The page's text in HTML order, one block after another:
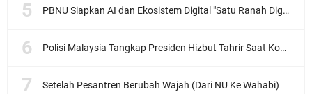
PBNU Siapkan AI dan Ekosistem Digital "Satu Ranah Digital untuk Ulama", Siap Diluncurkan dalam Waktu Dekat!
Polisi Malaysia Tangkap Presiden Hizbut Tahrir Saat Konferensi Pers
Setelah Pesantren Berubah Wajah (Dari NU Ke Wahabi)